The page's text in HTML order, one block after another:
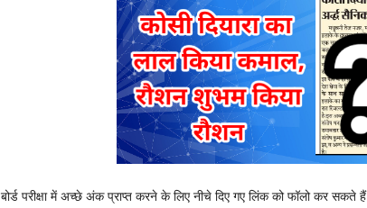
बोर्ड परीक्षा में अच्छे अंक प्राप्त करने के लिए नीचे दिए गए लिंक को फॉलो कर सकते हैं